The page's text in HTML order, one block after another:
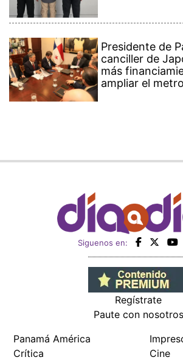
Presidente de
canciller de
más
ampliar el metro
Siguenos en:
Regístrate
Paute con nosotros
Panamá América
Crítica
Cine